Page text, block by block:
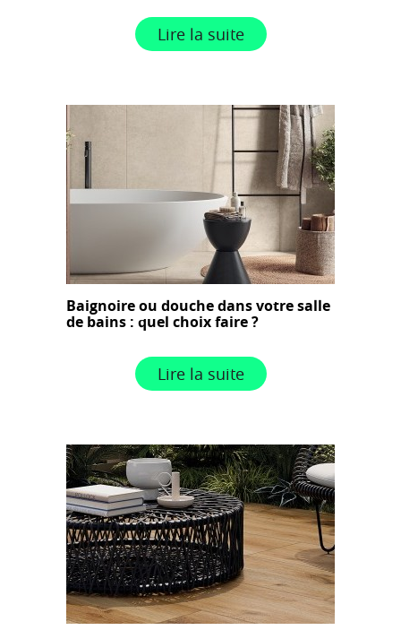
Lire la suite
Baignoire ou douche dans votre salle
de bains : quel choix faire ?
Lire la suite